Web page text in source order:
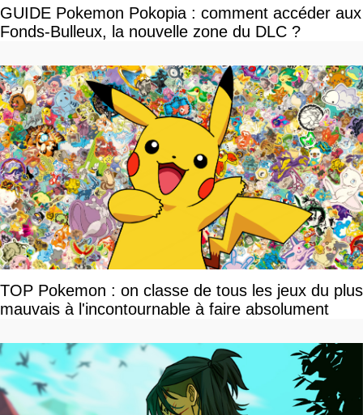
GUIDE Pokemon Pokopia : comment accéder aux
Fonds-Bulleux, la nouvelle zone du DLC ?
TOP Pokemon : on classe de tous les jeux du plus
mauvais à l'incontournable à faire absolument